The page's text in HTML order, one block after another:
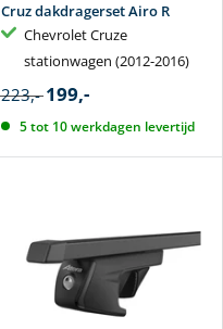
Cruz dakdragerset Airo R
Chevrolet Cruze
stationwagen (2012-2016)
223,- 199,-
5 tot 10 werkdagen levertijd